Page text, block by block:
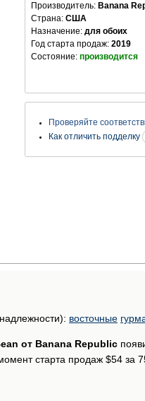
Производитель: Banana
Страна: США
Назначение: для обоих
Год старта продаж: 2019
Состояние: производится
Проверяйте
Как отличить подделку
восточные
от Banana Republic
старта продаж $54 за